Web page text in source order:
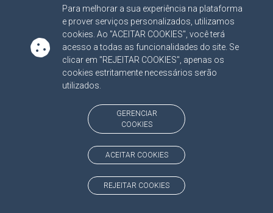
Para melhorar a sua experiência na plataforma
e prover serviços personalizados, utilizamos
cookies. Ao "ACEITAR COOKIES", você terá
acesso a todas as funcionalidades do site. Se
clicar em "REJEITAR COOKIES", apenas os
cookies estritamente necessários serão
utilizados.
GERENCIAR
COOKIES
ACEITAR COOKIES
REJEITAR COOKIES
CONS. OSMAR DOMINGUES JERONYMO
PROCESSO:
TC/19187/2014/001
RECURSO ORDINÁRIO 2014
PROTOCOLO: 1623668
CACILDO DAGNO PEREIRA
NÃO HÁ
PROCESSO(S) APENSADO(S):
TC/00013008/2019 PROCEDIMENTOS ESPECIAIS 2014